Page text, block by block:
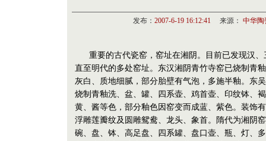
发布： 2007-6-19 16:12:41 来源： 中华陶
重要的古代瓷窑，窑址在湘阴。目前已发现汉、
直至明代的多处窑址。东汉湘阴青竹寺窑已烧制青
灰白、质地细腻，部分胎壁有气泡，多施半釉。东
烧制青釉洗、盆、罐、四系壶、鸡首壶、印纹钵、
黄、酱等色，部分釉色因窑变而成蓝、紫色。装饰
浮雕莲瓣纹及圆雕鸳鸯、龙头、象首。隋代为湘阴
碗、盘、钵、高足盘、四系罐、盘口壶、瓶、灯、